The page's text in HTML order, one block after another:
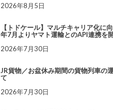
2026年8月5日
【トドケール】マルチキャリア化に
年7月よりヤマト運輸とのAPI連携を
2026年7月30日
JR貨物／お盆休み期間の貨物列車の
て
2026年7月30日